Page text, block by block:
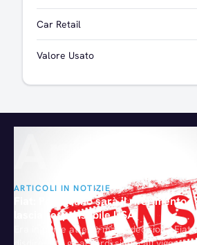
Car Retail
Valore Usato
ARTICOLI IN NOTIZIE
Fiat: Pomigliano sarà il riferimento,
lascia responsabile USA
Era in parte attesa, ma la decisione Fiat